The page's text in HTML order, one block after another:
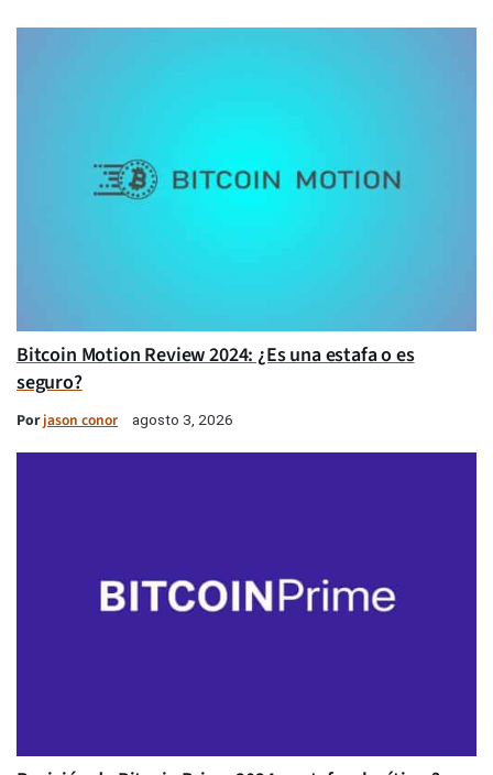
Bitcoin Motion Review 2024: ¿Es una estafa o es
seguro?
Porjason conor agosto 3, 2026